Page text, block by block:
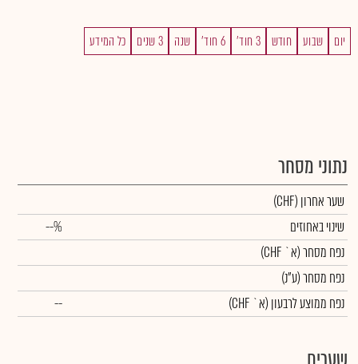
יום שבוע חודש 3 חוד' 6 חוד' שנה 3 שנים כל המידע
נתוני מסחר
שער אחרון (CHF)
שינוי באחוזים
--%
נפח מסחר(א` CHF)
נפח מסחר(ע"נ)
נפח ממוצע לרבעון (א` CHF)
--